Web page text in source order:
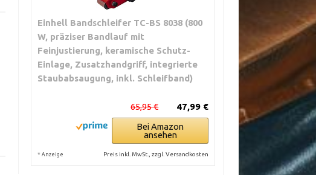
Einhell Bandschleifer TC-BS 8038 (800
W, präziser Bandlauf mit
Feinjustierung, keramische Schutz-
Einlage, Zusatzhandgriff, integrierte
Staubabsaugung, inkl. Schleifband)
47,99 €
65,95 €
Bei Amazon
ansehen
* Anzeige Preis inkl. MwSt., zzgl. Versandkosten